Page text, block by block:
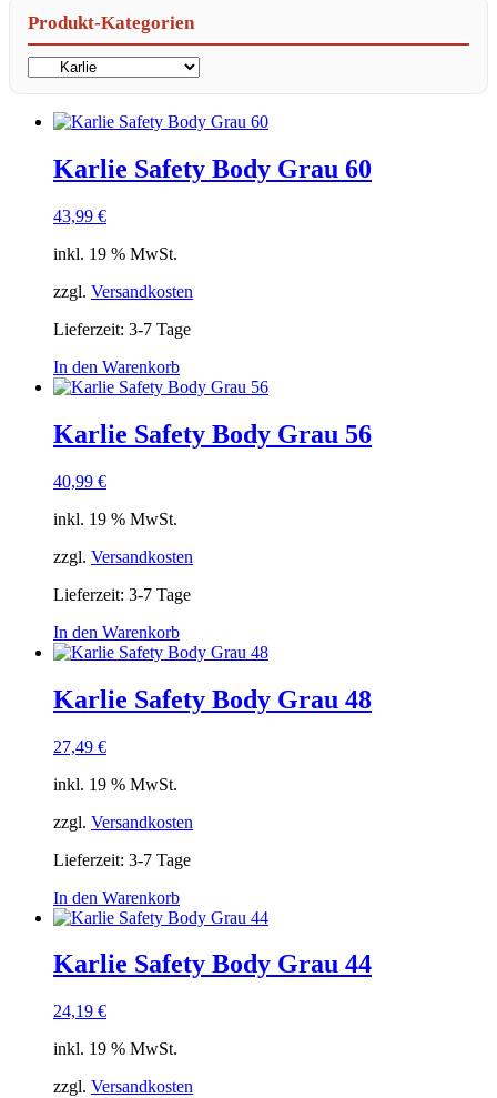
Produkt-Kategorien
Karlie Safety Body Grau 60
43,99 €
inkl. 19 % MwSt.
zzgl. Versandkosten
Lieferzeit: 3-7 Tage
In den Warenkorb
Karlie Safety Body Grau 56
40,99 €
inkl. 19 % MwSt.
zzgl. Versandkosten
Lieferzeit: 3-7 Tage
In den Warenkorb
Karlie Safety Body Grau 48
27,49 €
inkl. 19 % MwSt.
zzgl. Versandkosten
Lieferzeit: 3-7 Tage
In den Warenkorb
Karlie Safety Body Grau 44
24,19 €
inkl. 19 % MwSt.
zzgl. Versandkosten